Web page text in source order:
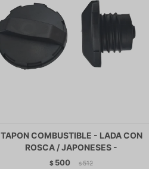
TAPON COMBUSTIBLE - LADA CON
ROSCA / JAPONESES -
$ 500 $ 512